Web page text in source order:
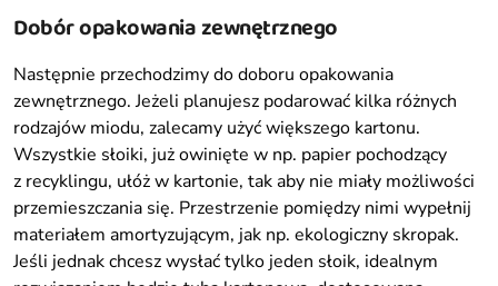
Dobór opakowania zewnętrznego
Następnie przechodzimy do doboru opakowania
zewnętrznego. Jeżeli planujesz podarować kilka różnych
rodzajów miodu, zalecamy użyć większego kartonu.
Wszystkie słoiki, już owinięte w np. papier pochodzący
z recyklingu, ułóż w kartonie, tak aby nie miały możliwości
przemieszczania się. Przestrzenie pomiędzy nimi wypełnij
materiałem amortyzującym, jak np. ekologiczny skropak.
Jeśli jednak chcesz wysłać tylko jeden słoik, idealnym